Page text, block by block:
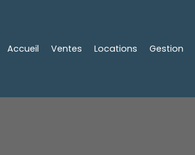
Accueil Ventes Locations Gestion